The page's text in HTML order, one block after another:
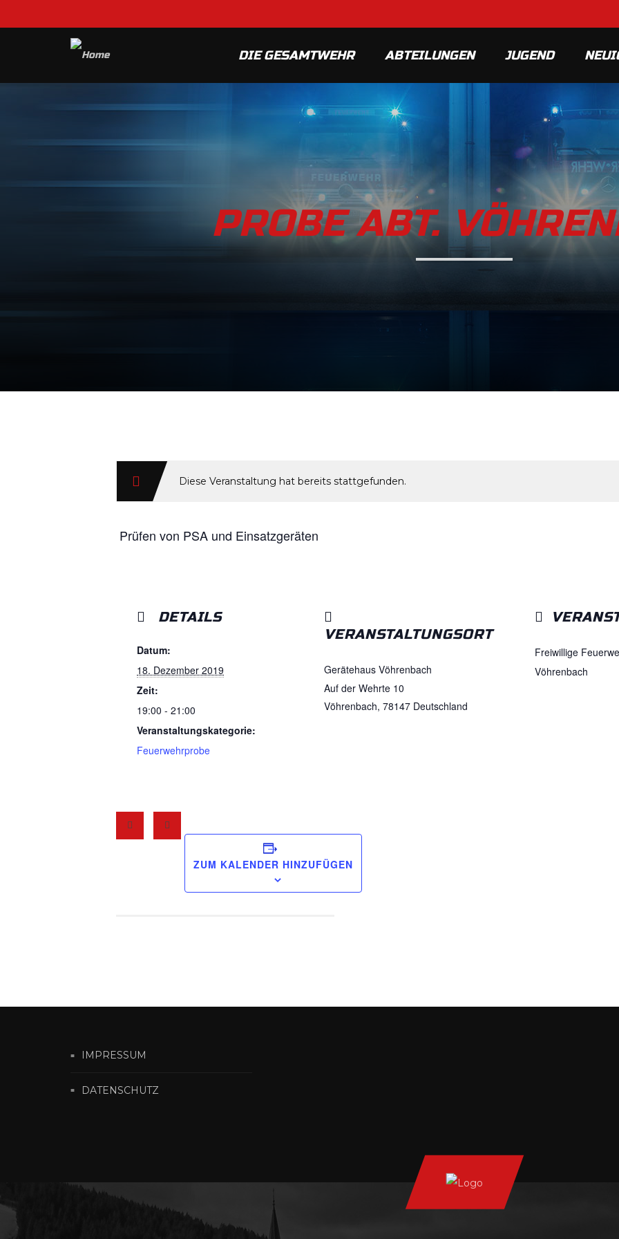
DIE GESAMTWEHR ABTEILUNGEN JUGEND
PROBE ABT.
Diese Veranstaltung hat bereits stattgefunden.
Prüfen von PSA und Einsatzgeräten
DETAILS
Datum:
18. Dezember 2019
Zeit:
19:00 - 21:00
Veranstaltungskategorie:
Feuerwehrprobe
VERANSTALTUNGSORT
Gerätehaus Vöhrenbach
Auf der Wehrte 10
Vöhrenbach, 78147 Deutschland
Freiwillige
Vöhrenbach
ZUM KALENDER HINZUFÜGEN
IMPRESSUM
DATENSCHUTZ